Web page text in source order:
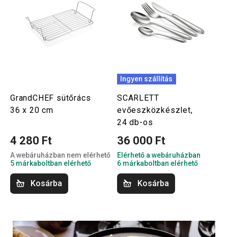
GrandCHEF sütőrács
36 x 20 cm
4 280 Ft
A webáruházban nem elérhető
5 márkaboltban elérhető
Kosárba
Ingyen szállítás
SCARLETT
evőeszközkészlet,
24 db-os
36 000 Ft
Elérhető a webáruházban
6 márkaboltban elérhető
Kosárba